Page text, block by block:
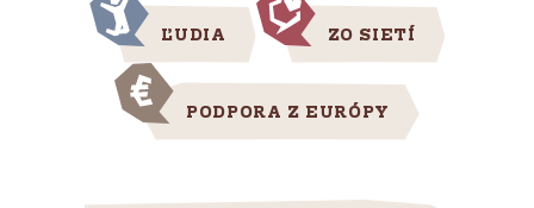
ĽUDIA ZO SIETÍ
PODPORA Z EURÓPY